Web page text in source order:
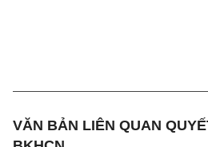
VĂN BẢN LIÊN QUAN